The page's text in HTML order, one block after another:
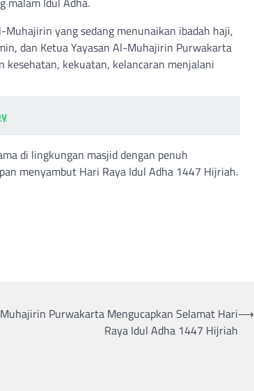
yang sedang menunaikan ibadah haji,
dan Ketua Yayasan Al-Muhajirin Purwakarta
kesehatan, kekuatan, kelancaran menjalani
di lingkungan masjid dengan penuh
menyambut Hari Raya Idul Adha 1447 Hijriah.
Purwakarta Mengucapkan Selamat Hari
Raya Idul Adha 1447 Hijriah
⟶